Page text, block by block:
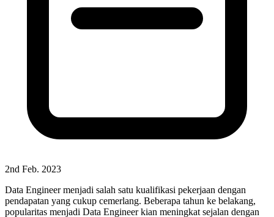
2nd Feb. 2023
Data Engineer menjadi salah satu kualifikasi pekerjaan dengan
pendapatan yang cukup cemerlang. Beberapa tahun ke belakang,
popularitas menjadi Data Engineer kian meningkat sejalan dengan